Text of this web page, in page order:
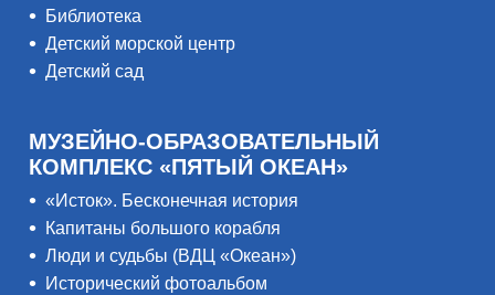
Библиотека
Детский морской центр
Детский сад
МУЗЕЙНО-ОБРАЗОВАТЕЛЬНЫЙ
КОМПЛЕКС «ПЯТЫЙ ОКЕАН»
«Исток». Бесконечная история
Капитаны большого корабля
Люди и судьбы (ВДЦ «Океан»)
Исторический фотоальбом